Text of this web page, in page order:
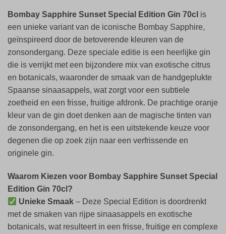
Bombay Sapphire Sunset Special Edition Gin 70cl is
een unieke variant van de iconische Bombay Sapphire,
geïnspireerd door de betoverende kleuren van de
zonsondergang. Deze speciale editie is een heerlijke gin
die is verrijkt met een bijzondere mix van exotische citrus
en botanicals, waaronder de smaak van de handgeplukte
Spaanse sinaasappels, wat zorgt voor een subtiele
zoetheid en een frisse, fruitige afdronk. De prachtige oranje
kleur van de gin doet denken aan de magische tinten van
de zonsondergang, en het is een uitstekende keuze voor
degenen die op zoek zijn naar een verfrissende en
originele gin.
Waarom Kiezen voor Bombay Sapphire Sunset Special
Edition Gin 70cl?
Unieke Smaak – Deze Special Edition is doordrenkt
met de smaken van rijpe sinaasappels en exotische
botanicals, wat resulteert in een frisse, fruitige en complexe